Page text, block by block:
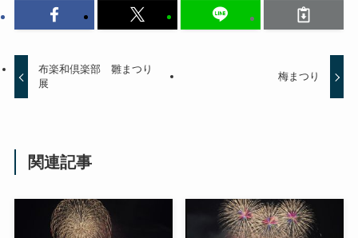
布楽和倶楽部 雛まつり
展
梅まつり
関連記事